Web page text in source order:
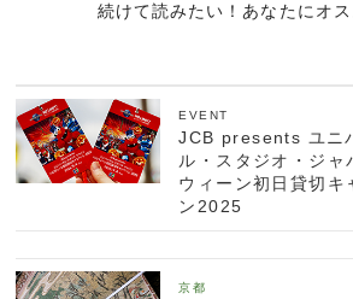
続けて読みたい！あなたにオ
EVENT
JCB presents ユニ
ル・スタジオ・ジャ
ウィーン初日貸切キ
ン2025
京都